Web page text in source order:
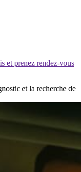
et prenez rendez-vous
et la recherche de